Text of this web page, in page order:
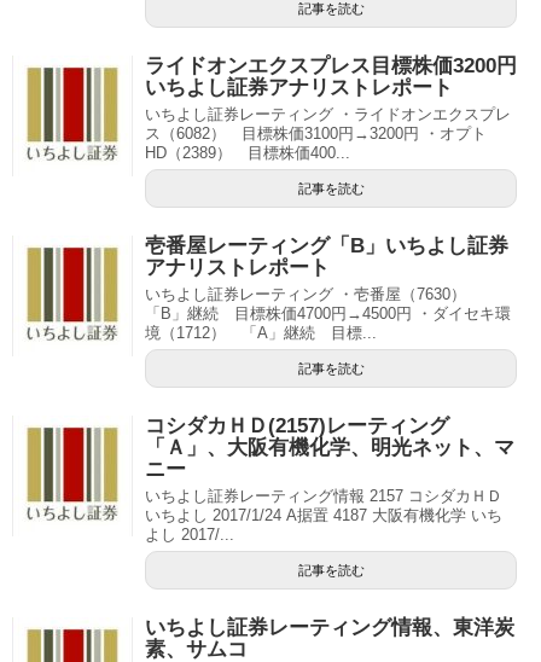
記事を読む
ライドオンエクスプレス目標株価3200円
いちよし証券アナリストレポート
いちよし証券レーティング ・ライドオンエクスプレ
ス（6082） 目標株価3100円→3200円 ・オプト
HD（2389） 目標株価400...
記事を読む
壱番屋レーティング「B」いちよし証券
アナリストレポート
いちよし証券レーティング ・壱番屋（7630）
「B」継続 目標株価4700円→4500円 ・ダイセキ環
境（1712） 「A」継続 目標...
記事を読む
コシダカＨＤ(2157)レーティング
「Ａ」、大阪有機化学、明光ネット、マ
ニー
いちよし証券レーティング情報 2157 コシダカＨＤ
いちよし 2017/1/24 A据置 4187 大阪有機化学 いち
よし 2017/...
記事を読む
いちよし証券レーティング情報、東洋炭
素、サムコ